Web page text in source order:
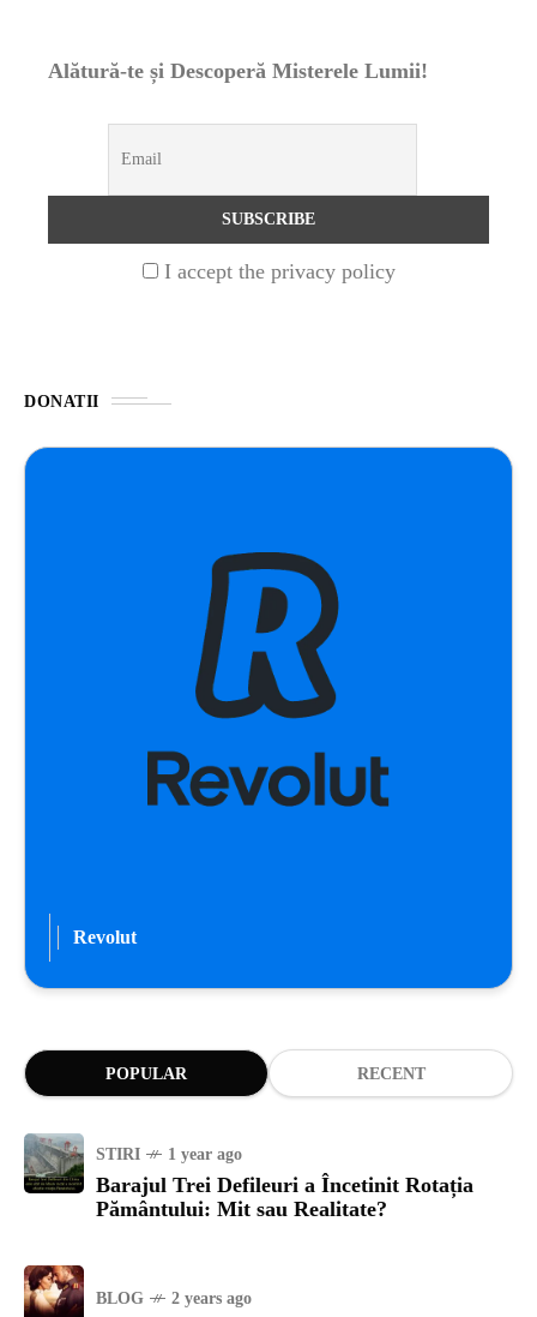
Alătură-te și Descoperă Misterele Lumii!
I accept the privacy policy
DONATII
Revolut
POPULAR RECENT
STIRI 1 year ago
Barajul Trei Defileuri a Încetinit Rotația
Pământului: Mit sau Realitate?
BLOG 2 years ago
UNCATEGORIZED 1 year ago
Barajul Trei Defileuri a Încetinit Rotația
Pământului: Mit sau Realitate?
Seriale turcesti:Top 5 cele mai bune seriale
1 year ago
Ai simțit vreodată deja-vu? Află de ce se